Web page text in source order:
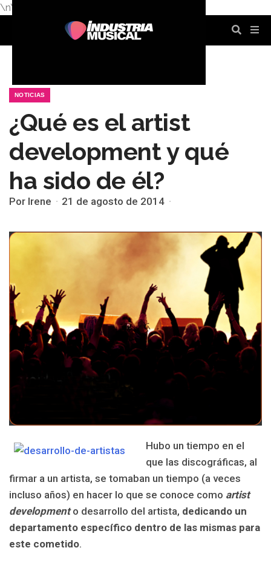
\n\n
NOTICIAS
¿Qué es el artist
development y qué
ha sido de él?
Por Irene 21 de agosto de 2014
Hubo un tiempo en el
que las discográficas, al
firmar a un artista, se tomaban un tiempo (a veces
incluso años) en hacer lo que se conoce como artist
development o desarrollo del artista, dedicando un
departamento específico dentro de las mismas para
este cometido.